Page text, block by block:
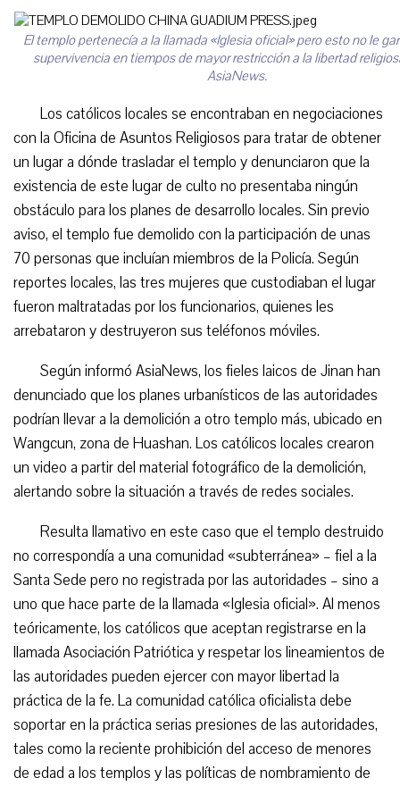
El templo pertenecía a la llamada «Iglesia oficial» pero esto no le
supervivencia en tiempos de mayor restricción a la libertad
AsiaNews.
Los católicos locales se encontraban en negociaciones
con la Oficina de Asuntos Religiosos para tratar de obtener
un lugar a dónde trasladar el templo y denunciaron que la
existencia de este lugar de culto no presentaba ningún
obstáculo para los planes de desarrollo locales. Sin previo
aviso, el templo fue demolido con la participación de unas
70 personas que incluían miembros de la Policía. Según
reportes locales, las tres mujeres que custodiaban el lugar
fueron maltratadas por los funcionarios, quienes les
arrebataron y destruyeron sus teléfonos móviles.
Según informó AsiaNews, los fieles laicos de Jinan han
denunciado que los planes urbanísticos de las autoridades
podrían llevar a la demolición a otro templo más, ubicado en
Wangcun, zona de Huashan. Los católicos locales crearon
un video a partir del material fotográfico de la demolición,
alertando sobre la situación a través de redes sociales.
Resulta llamativo en este caso que el templo destruido
no correspondía a una comunidad «subterránea» – fiel a la
Santa Sede pero no registrada por las autoridades – sino a
uno que hace parte de la llamada «Iglesia oficial». Al menos
teóricamente, los católicos que aceptan registrarse en la
llamada Asociación Patriótica y respetar los lineamientos de
las autoridades pueden ejercer con mayor libertad la
práctica de la fe. La comunidad católica oficialista debe
soportar en la práctica serias presiones de las autoridades,
tales como la reciente prohibición del acceso de menores
de edad a los templos y las políticas de nombramiento de